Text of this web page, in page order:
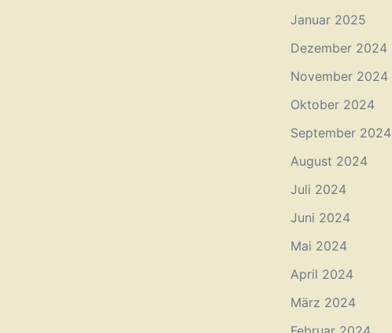
Januar 2025
Dezember 2024
November 2024
Oktober 2024
September 2024
August 2024
Juli 2024
Juni 2024
Mai 2024
April 2024
März 2024